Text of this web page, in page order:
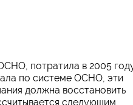
потратила в 2005
по системе ОСНО, эти
должна восстановить
следующим